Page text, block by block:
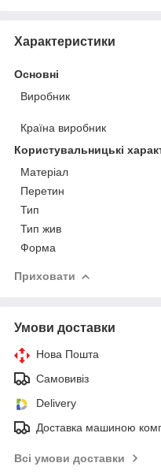
Характеристики
Основні
Виробник
Країна виробник
Користувальницькі
Матеріал
Перетин
Тип
Тип жив
Форма
Приховати
Умови доставки
Нова Пошта
Самовивіз
Delivery
Доставка машиною
Всі умови доставки